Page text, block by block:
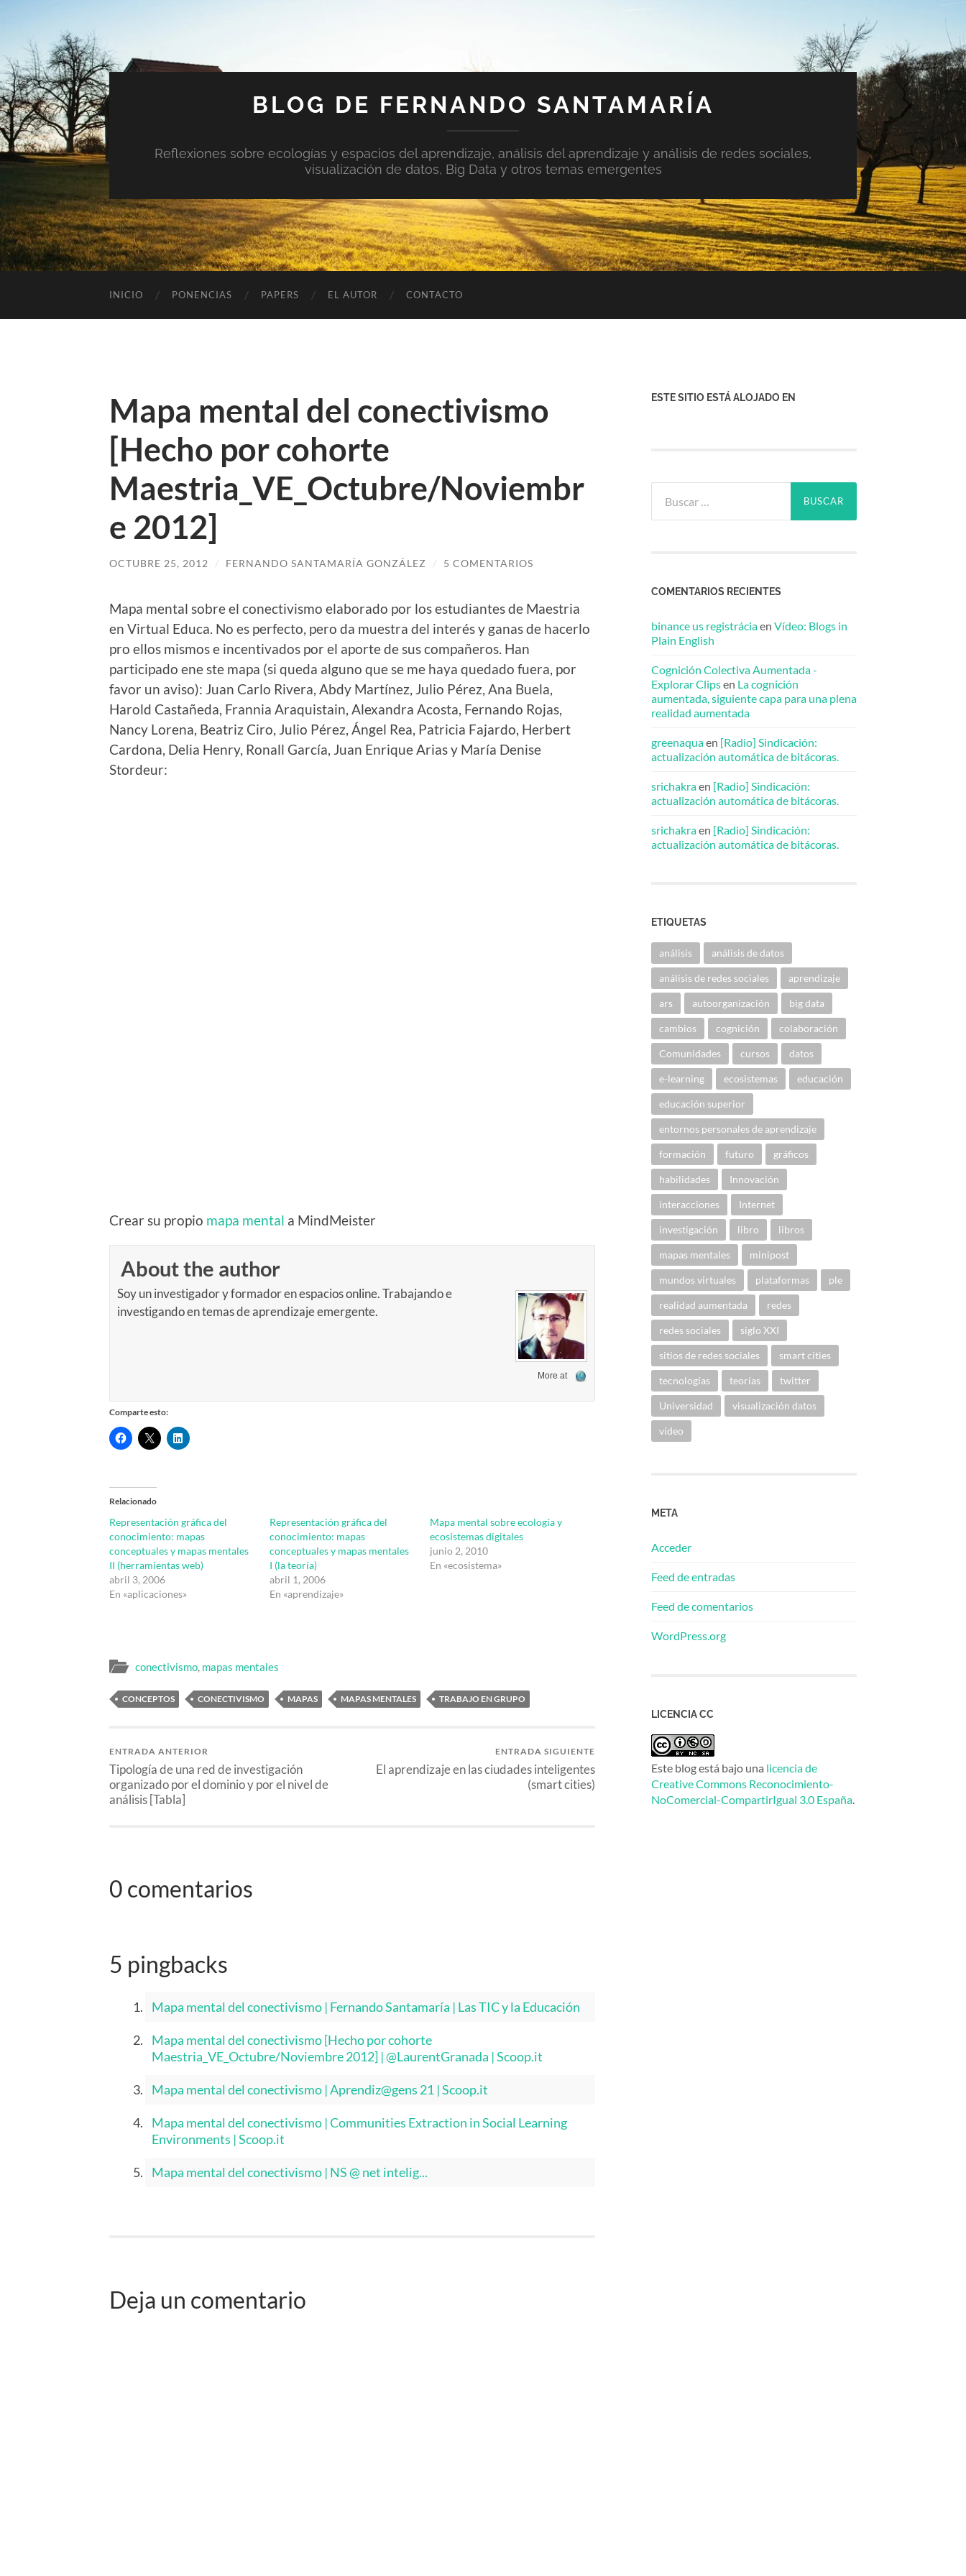
BLOG DE FERNANDO SANTAMARÍA
Reflexiones sobre ecologías y espacios del aprendizaje, análisis del aprendizaje y análisis de redes sociales,
visualización de datos, Big Data y otros temas emergentes
INICIO PONENCIAS PAPERS EL AUTOR CONTACTO
Mapa mental del conectivismo
[Hecho por cohorte
Maestria_VE_Octubre/Noviembr
e 2012]
OCTUBRE 25, 2012 / FERNANDO SANTAMARÍA GONZÁLEZ / 5 COMENTARIOS
Mapa mental sobre el conectivismo elaborado por los estudiantes de Maestria
en Virtual Educa. No es perfecto, pero da muestra del interés y ganas de hacerlo
pro ellos mismos e incentivados por el aporte de sus compañeros. Han
participado ene ste mapa (si queda alguno que se me haya quedado fuera, por
favor un aviso): Juan Carlo Rivera, Abdy Martínez, Julio Pérez, Ana Buela,
Harold Castañeda, Frannia Araquistain, Alexandra Acosta, Fernando Rojas,
Nancy Lorena, Beatriz Ciro, Julio Pérez, Ángel Rea, Patricia Fajardo, Herbert
Cardona, Delia Henry, Ronall García, Juan Enrique Arias y María Denise
Stordeur:
Crear su propio mapa mental a MindMeister
About the author
Soy un investigador y formador en espacios online. Trabajando e
investigando en temas de aprendizaje emergente.
More at
Comparte esto:
Relacionado
Representación gráfica del
conocimiento: mapas
conceptuales y mapas mentales
II (herramientas web)
abril 3, 2006
En «aplicaciones»
Representación gráfica del
conocimiento: mapas
conceptuales y mapas mentales
I (la teoría)
abril 1, 2006
En «aprendizaje»
Mapa mental sobre ecología y
ecosistemas digitales
junio 2, 2010
En «ecosistema»
conectivismo, mapas mentales
CONCEPTOS CONECTIVISMO MAPAS MAPAS MENTALES TRABAJO EN GRUPO
ENTRADA ANTERIOR
Tipología de una red de investigación
organizado por el dominio y por el nivel de
análisis [Tabla]
ENTRADA SIGUIENTE
El aprendizaje en las ciudades inteligentes
(smart cities)
0 comentarios
5 pingbacks
Mapa mental del conectivismo | Fernando Santamaría | Las TIC y la Educación
Mapa mental del conectivismo [Hecho por cohorte
Maestria_VE_Octubre/Noviembre 2012] | @LaurentGranada | Scoop.it
Mapa mental del conectivismo | Aprendiz@gens 21 | Scoop.it
Mapa mental del conectivismo | Communities Extraction in Social Learning
Environments | Scoop.it
Mapa mental del conectivismo | NS @ net intelig...
Deja un comentario
ESTE SITIO ESTÁ ALOJADO EN
COMENTARIOS RECIENTES
binance us registráciaen Vídeo: Blogs in
Plain English
Cognición Colectiva Aumentada -
Explorar Clipsen La cognición
aumentada, siguiente capa para una plena
realidad aumentada
greenaquaen [Radio] Sindicación:
actualización automática de bitácoras.
srichakraen [Radio] Sindicación:
actualización automática de bitácoras.
srichakraen [Radio] Sindicación:
actualización automática de bitácoras.
ETIQUETAS
análisis análisis de datos
análisis de redes sociales aprendizaje
ars autoorganización big data
cambios cognición colaboración
Comunidades cursos datos
e-learning ecosistemas educación
educación superior
entornos personales de aprendizaje
formación futuro gráficos
habilidades Innovación
interacciones Internet
investigación libro libros
mapas mentales minipost
mundos virtuales plataformas ple
realidad aumentada redes
redes sociales siglo XXI
sitios de redes sociales smart cities
tecnologías teorías twitter
Universidad visualización datos
vídeo
META
Acceder
Feed de entradas
Feed de comentarios
WordPress.org
LICENCIA CC
Este blog está bajo una licencia de
Creative Commons Reconocimiento-
NoComercial-CompartirIgual 3.0 España.